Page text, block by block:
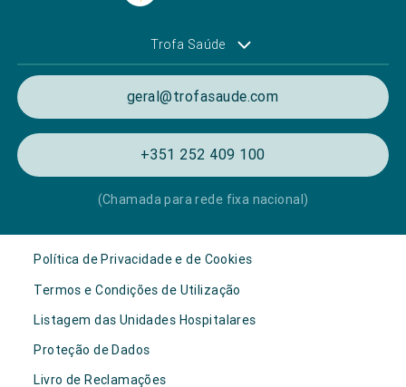
Trofa Saúde
geral@trofasaude.com
+351 252 409 100
(Chamada para rede fixa nacional)
Política de Privacidade e de Cookies
Termos e Condições de Utilização
Listagem das Unidades Hospitalares
Proteção de Dados
Livro de Reclamações